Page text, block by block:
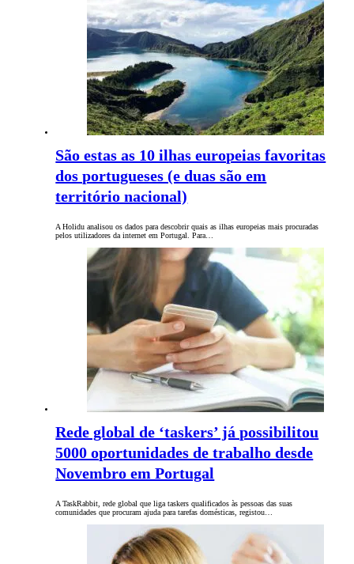
São estas as 10 ilhas europeias favoritas
dos portugueses (e duas são em
território nacional)
A Holidu analisou os dados para descobrir quais as ilhas europeias mais procuradas
pelos utilizadores da internet em Portugal. Para…
Rede global de ‘taskers’ já possibilitou
5000 oportunidades de trabalho desde
Novembro em Portugal
A TaskRabbit, rede global que liga taskers qualificados às pessoas das suas
comunidades que procuram ajuda para tarefas domésticas, registou…